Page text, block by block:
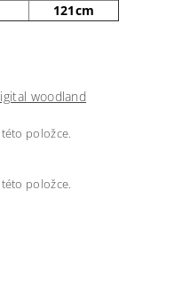
121cm
woodland
položce.
položce.